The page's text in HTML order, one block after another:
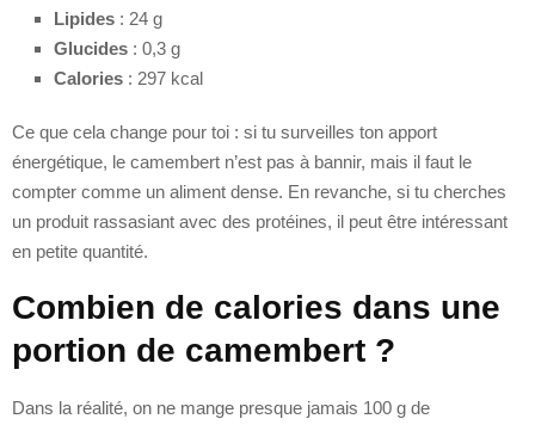
Lipides : 24 g
Glucides : 0,3 g
Calories : 297 kcal
Ce que cela change pour toi : si tu surveilles ton apport
énergétique, le camembert n’est pas à bannir, mais il faut le
compter comme un aliment dense. En revanche, si tu cherches
un produit rassasiant avec des protéines, il peut être intéressant
en petite quantité.
Combien de calories dans une
portion de camembert ?
Dans la réalité, on ne mange presque jamais 100 g de